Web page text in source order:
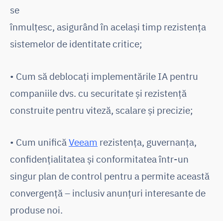
se
înmulțesc, asigurând în același timp rezistența
sistemelor de identitate critice;
• Cum să deblocați implementările IA pentru
companiile dvs. cu securitate și rezistență
construite pentru viteză, scalare și precizie;
• Cum unifică Veeam rezistența, guvernanța,
confidențialitatea și conformitatea într-un
singur plan de control pentru a permite această
convergență – inclusiv anunțuri interesante de
produse noi.